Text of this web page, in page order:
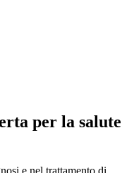
per la salute
e nel trattamento di